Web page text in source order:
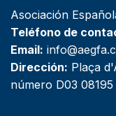
Asociación
Teléfono de
Email:
Dirección: Plaça
número D03